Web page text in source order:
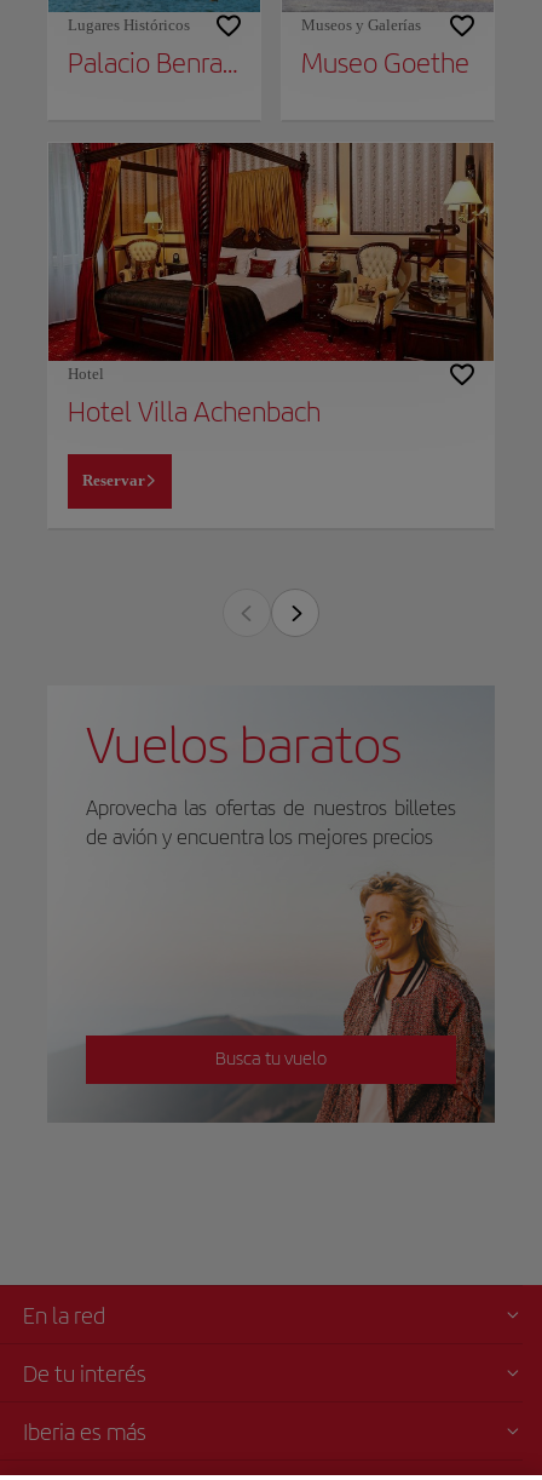
Lugares Históricos
Palacio Benrath
Museos y Galerías
Museo Goethe
Hotel
Hotel Villa Achenbach
Reservar
Vuelos baratos
Aprovecha las ofertas de nuestros billetes
de avión y encuentra los mejores precios
Busca tu vuelo
En la red
De tu interés
Iberia es más